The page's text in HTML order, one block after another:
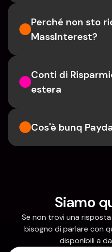
Perché non sto
MassInterest?
Conti di
estera
Cos'è bunq
Siamo
Se non trovi una
bisogno di parlare con
disponibili a